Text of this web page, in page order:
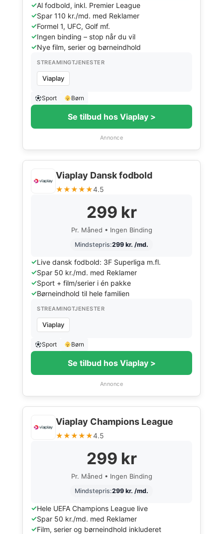
Al fodbold, inkl. Premier League
Spar 110 kr./md. med Reklamer
Formel 1, UFC, Golf mf.
Ingen binding – stop når du vil
Nye film, serier og børneindhold
STREAMINGTJENESTER
Viaplay
Sport Børn
Se tilbud hos Viaplay >
Annonce
Viaplay Dansk fodbold
★★★★★4.5
299 kr
Pr. Måned • Ingen Binding
Mindstepris:299 kr. /md.
Live dansk fodbold: 3F Superliga m.fl.
Spar 50 kr./md. med Reklamer
Sport + film/serier i én pakke
Børneindhold til hele familien
STREAMINGTJENESTER
Viaplay
Sport Børn
Se tilbud hos Viaplay >
Annonce
Viaplay Champions League
★★★★★4.5
299 kr
Pr. Måned • Ingen Binding
Mindstepris:299 kr. /md.
Hele UEFA Champions League live
Spar 50 kr./md. med Reklamer
Film, serier og børneindhold inkluderet